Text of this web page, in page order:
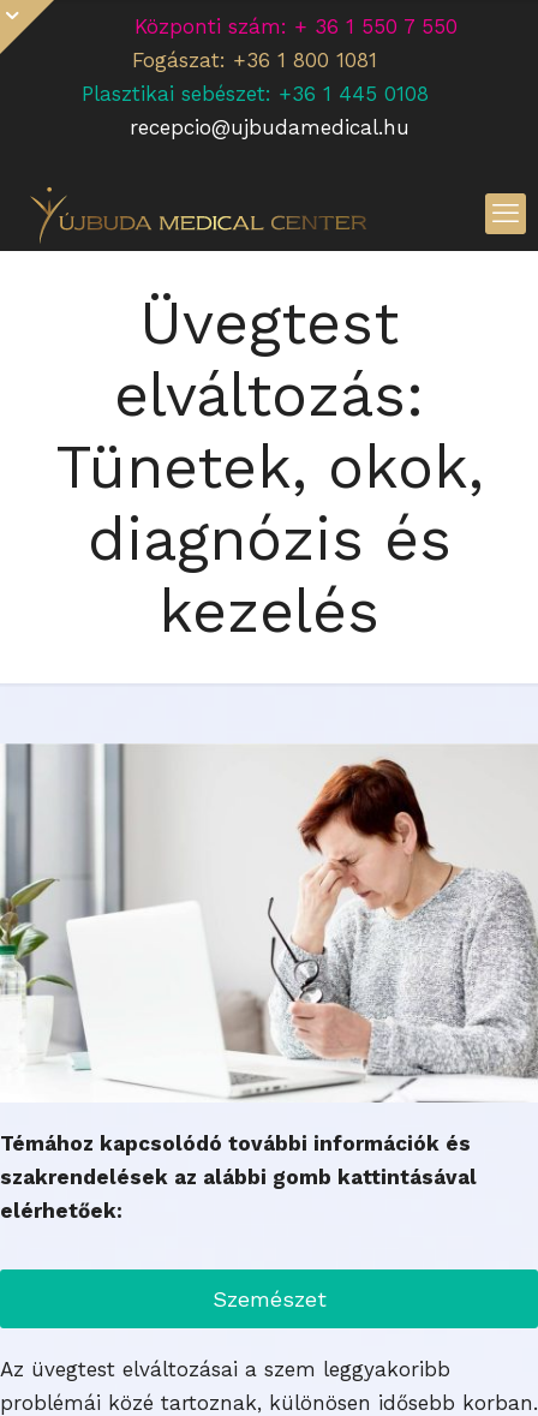
Központi szám: + 36 1 550 7 550
Fogászat: +36 1 800 1081
Plasztikai sebészet: +36 1 445 0108
recepcio@ujbudamedical.hu
Üvegtest
elváltozás:
Tünetek, okok,
diagnózis és
kezelés
Témához kapcsolódó további információk és
szakrendelések az alábbi gomb kattintásával
elérhetőek:
Szemészet
Az üvegtest elváltozásai a szem leggyakoribb
problémái közé tartoznak, különösen idősebb korban.